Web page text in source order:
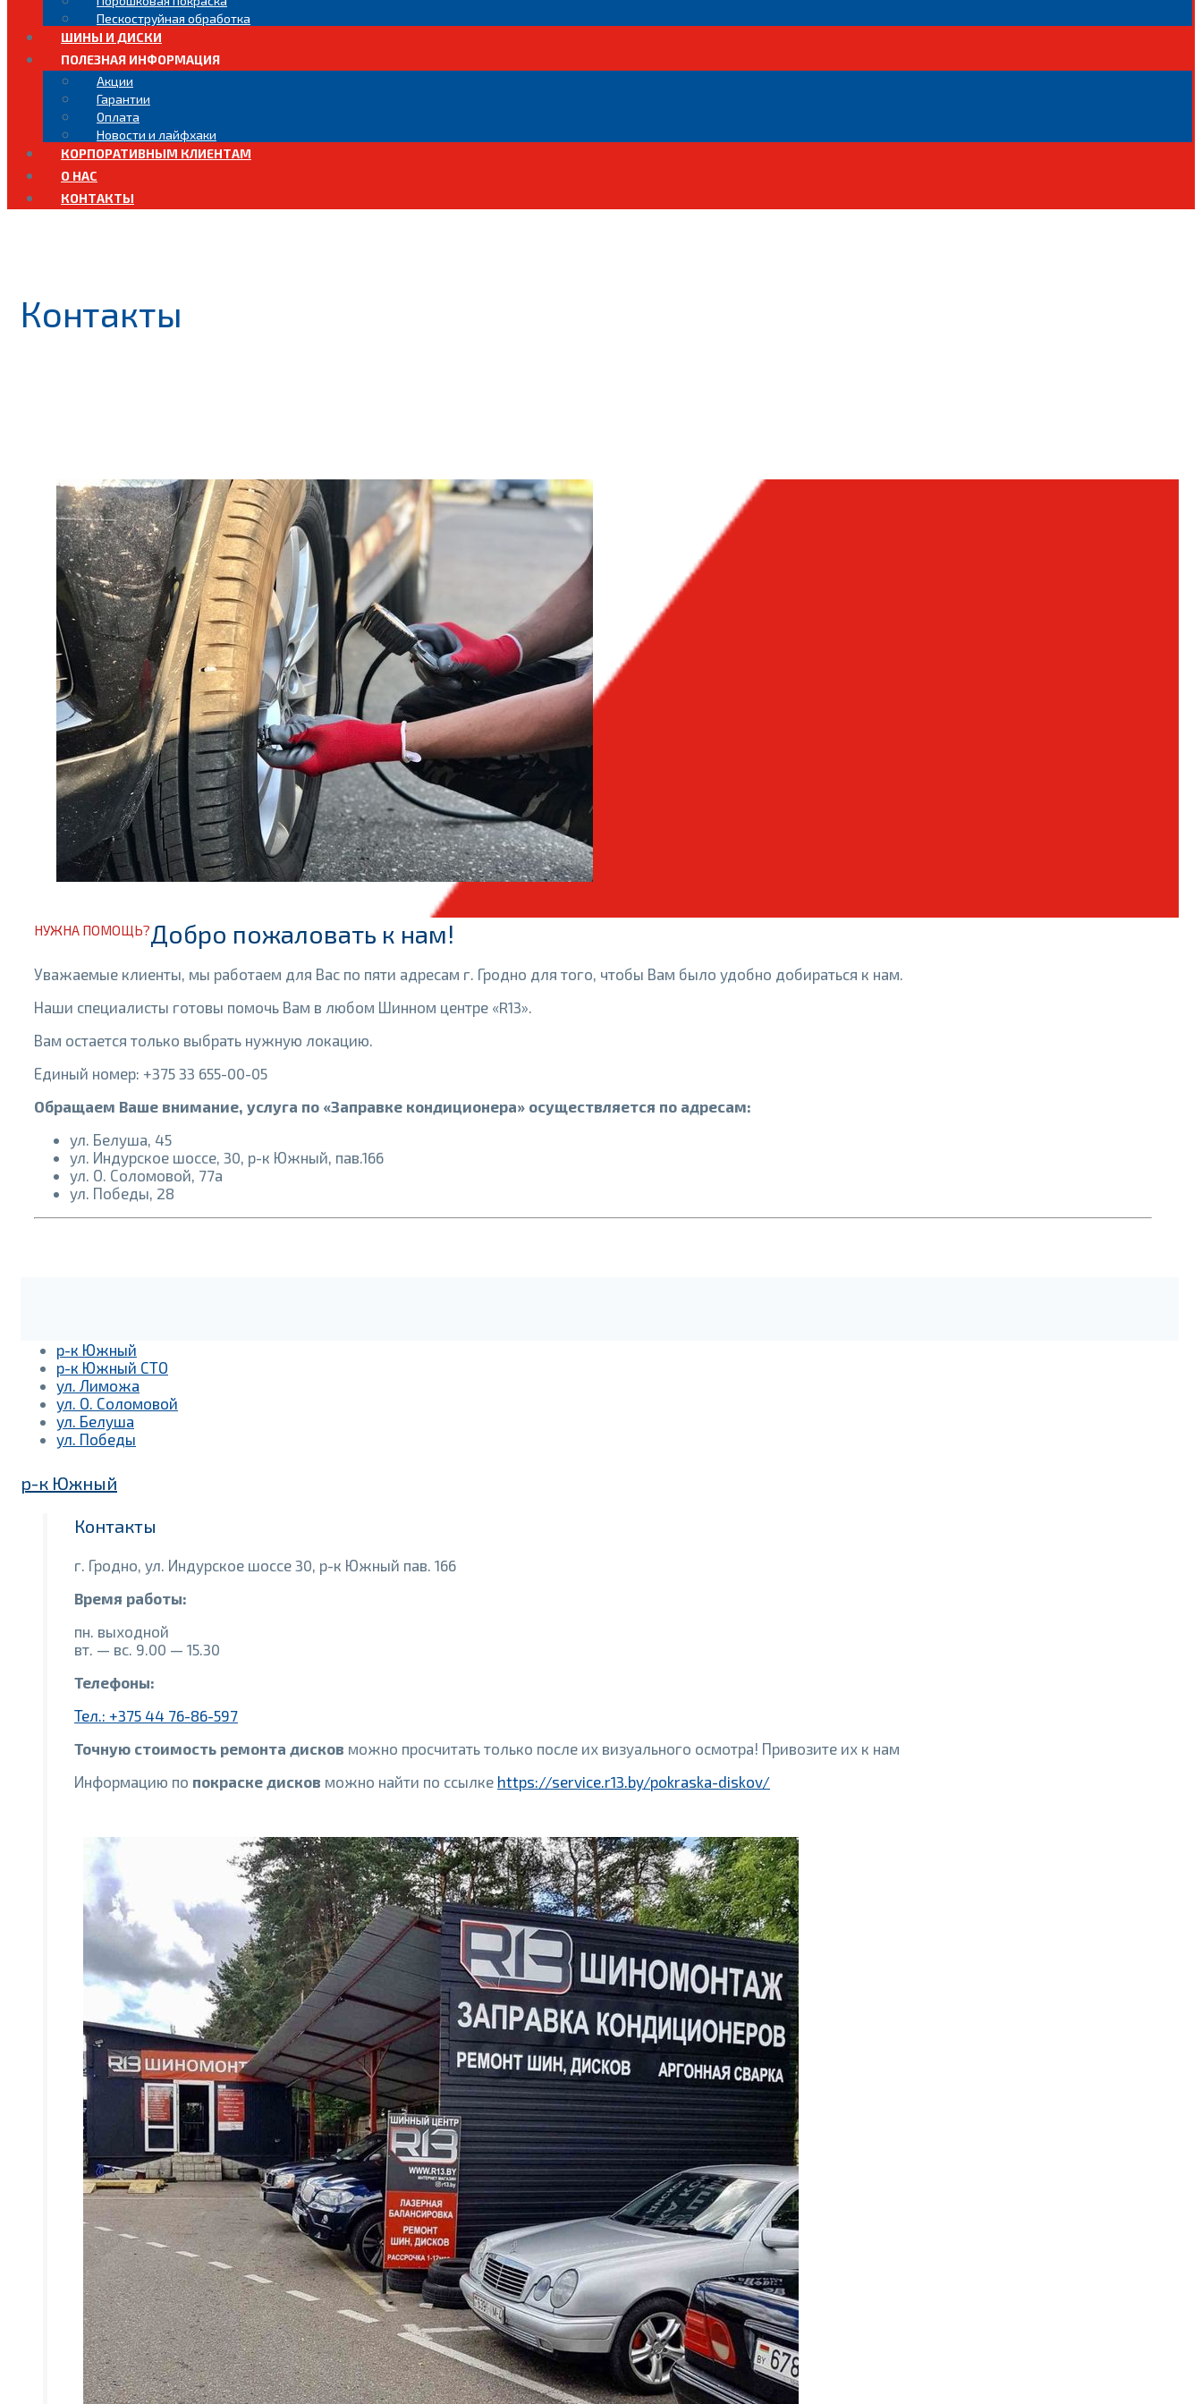
Пескоструйная обработка
ШИНЫ И ДИСКИ
ПОЛЕЗНАЯ ИНФОРМАЦИЯ
Акции
Гарантии
Оплата
Новости и лайфхаки
КОРПОРАТИВНЫМ КЛИЕНТАМ
О НАС
КОНТАКТЫ
Контакты
НУЖНА ПОМОЩЬ?Добро пожаловать к нам!
Уважаемые клиенты, мы работаем для Вас по пяти адресам г. Гродно для того, чтобы Вам было удобно добираться к нам.
Наши специалисты готовы помочь Вам в любом Шинном центре «R13».
Вам остается только выбрать нужную локацию.
Единый номер: +375 33 655-00-05
Обращаем Ваше внимание, услуга по «Заправке кондиционера» осуществляется по адресам:
ул. Белуша, 45
ул. Индурское шоссе, 30, р-к Южный, пав.166
ул. О. Соломовой, 77а
ул. Победы, 28
р-к Южный
р-к Южный СТО
ул. Лиможа
ул. О. Соломовой
ул. Белуша
ул. Победы
р-к Южный
Контакты
г. Гродно, ул. Индурское шоссе 30, р-к Южный пав. 166
Время работы:
пн. выходной
вт. — вс. 9.00 — 15.30
Телефоны:
Тел.: +375 44 76-86-597
Точную стоимость ремонта дисков можно просчитать только после их визуального осмотра! Привозите их к нам
Информацию по покраске дисков можно найти по ссылке https://service.r13.by/pokraska-diskov/